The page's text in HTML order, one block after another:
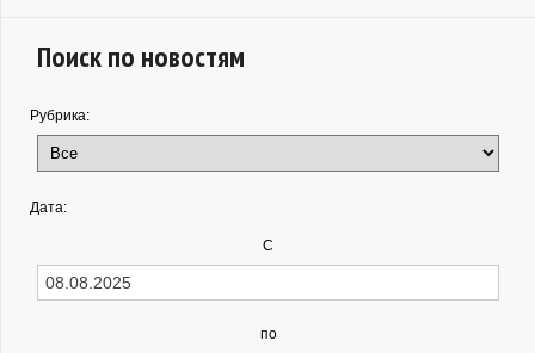
Поиск по новостям
Рубрика:
Дата:
С
по